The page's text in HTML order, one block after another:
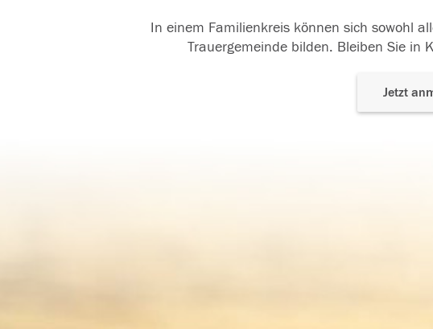
In einem Familienkreis können sich sowohl
Trauergemeinde bilden. Bleiben Sie
Jetzt